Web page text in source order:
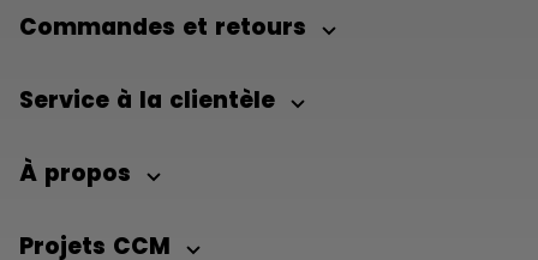
Commandes et retours
Service à la clientèle
À propos
Projets CCM